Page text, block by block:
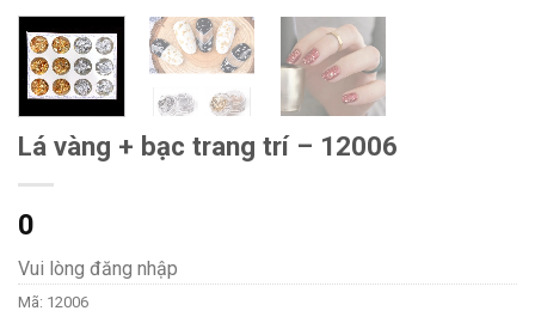
Lá vàng + bạc trang trí – 12006
0
Vui lòng đăng nhập
Mã: 12006